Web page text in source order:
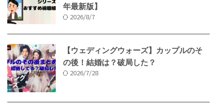
年最新版】
2026/8/7
【ウェディングウォーズ】カップルのそ
の後！結婚は？破局した？
2026/7/28